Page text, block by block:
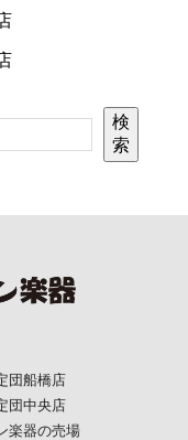
検
索
団船橋店
団中央店
楽器の売場